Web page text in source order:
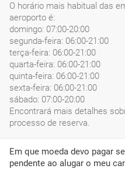
O horário mais habitual das
aeroporto é:
domingo: 07:00-20:00
segunda-feira: 06:00-21:00
terça-feira: 06:00-21:00
quarta-feira: 06:00-21:00
quinta-feira: 06:00-21:00
sexta-feira: 06:00-21:00
sábado: 07:00-20:00
Encontrará mais detalhes
processo de reserva.
Em que moeda devo pagar
pendente ao alugar o meu